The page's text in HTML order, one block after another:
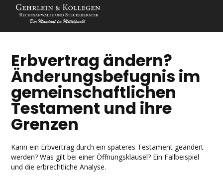
Erbvertrag ändern?
Änderungsbefugnis im
gemeinschaftlichen
Testament und ihre
Grenzen
Kann ein Erbvertrag durch ein späteres Testament geändert
werden? Was gilt bei einer Öffnungsklausel? Ein Fallbeispiel
und die erbrechtliche Analyse.